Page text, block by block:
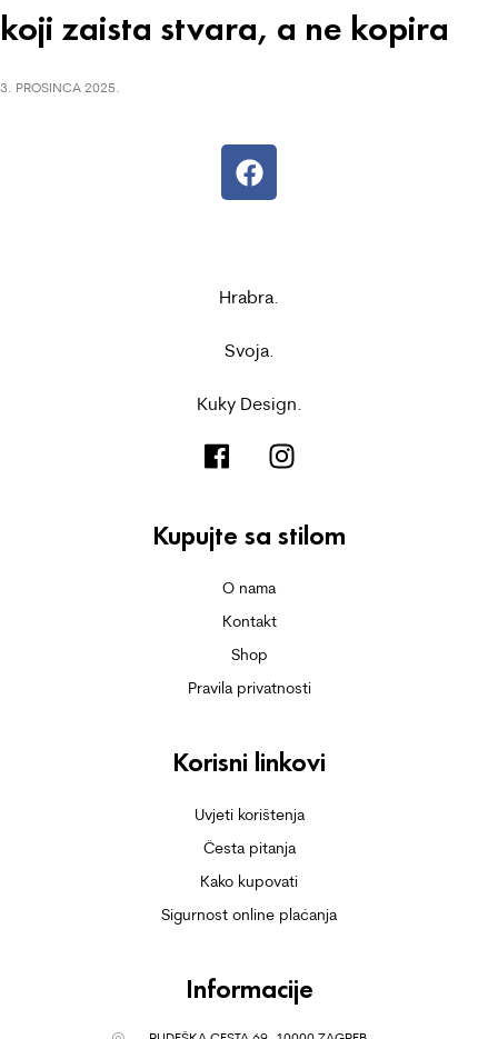
koji zaista stvara, a ne kopira
3. PROSINCA 2025.
Hrabra.
Svoja.
Kuky Design.
Kupujte sa stilom
O nama
Kontakt
Shop
Pravila privatnosti
Korisni linkovi
Uvjeti korištenja
Česta pitanja
Kako kupovati
Sigurnost online plaćanja
Informacije